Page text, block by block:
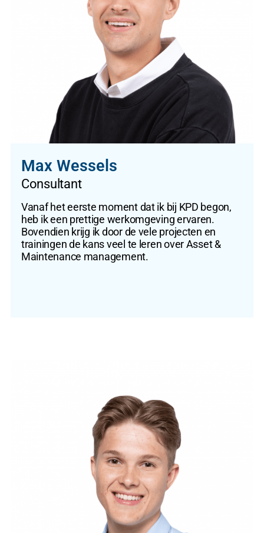
Max Wessels
Consultant
Vanaf het eerste moment dat ik bij KPD begon,
heb ik een prettige werkomgeving ervaren.
Bovendien krijg ik door de vele projecten en
trainingen de kans veel te leren over Asset &
Maintenance management.